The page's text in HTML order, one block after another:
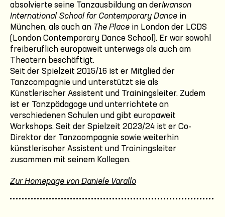
absolvierte seine Tanzausbildung an derIwanson
International School for Contemporary Dance in
München, als auch an The Place in London der LCDS
(London Contemporary Dance School). Er war sowohl
freiberuflich europaweit unterwegs als auch am
Theatern beschäftigt.
Seit der Spielzeit 2015/16 ist er Mitglied der
Tanzcompagnie und unterstützt sie als
Künstlerischer Assistent und Trainingsleiter. Zudem
ist er Tanzpädagoge und unterrichtete an
verschiedenen Schulen und gibt europaweit
Workshops. Seit der Spielzeit 2023/24 ist er Co-
Direktor der Tanzcompagnie sowie weiterhin
künstlerischer Assistent und Trainingsleiter
zusammen mit seinem Kollegen.
Zur Homepage von Daniele Varallo